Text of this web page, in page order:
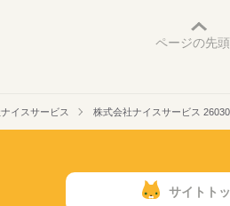
ページの先
イスサービス 株式会社ナイスサービス
サイトト